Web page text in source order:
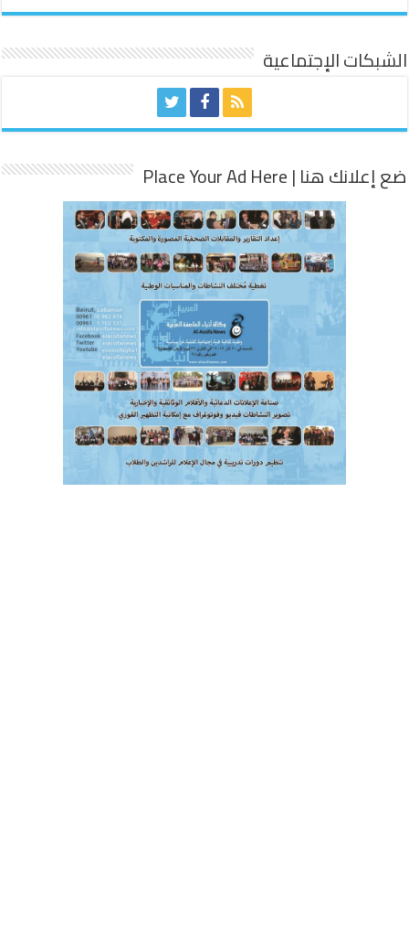
الشبكات الإجتماعية
ضع إعلانك هنا | Place Your Ad Here